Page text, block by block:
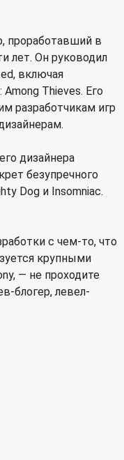
проработавший в
лет. Он руководил
включая
Thieves. Его
разработчикам игр
дизайнера
безупречного
Dog и Insomniac.
с чем-то, что
крупными
— не проходите
блогер, левел-